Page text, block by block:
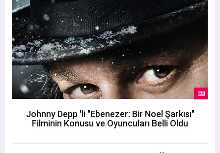
Johnny Depp 'li "Ebenezer: Bir Noel Şarkısı"
Filminin Konusu ve Oyuncuları Belli Oldu